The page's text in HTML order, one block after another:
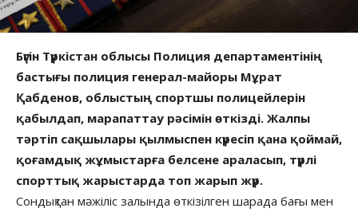
Бүгін Түркістан облысы Полиция департаментінің
бастығы полиция генерал-майоры Мұрат
Қабденов, облыстың спортшы полицейлерін
қабылдап, марапаттау рәсімін өткізді. Жалпы
тәртіп сақшылары қылмыспен күресіп қана қоймай,
қоғамдық жұмыстарға белсене араласып, түрлі
спорттық жарыстарда топ жарып жүр.
Сондықтан мәжіліс залында өткізілген шарада бағы мен